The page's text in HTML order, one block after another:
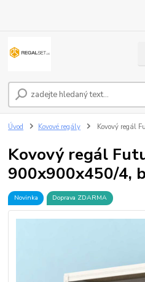
Úvod Kovové regály Kovový regál
Kovový regál
900x900x450/4,
Novinka Doprava ZDARMA